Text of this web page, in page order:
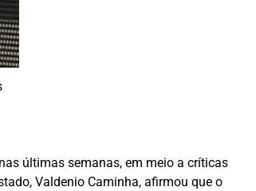
últimas semanas, em meio a críticas
Valdenio Caminha, afirmou que o